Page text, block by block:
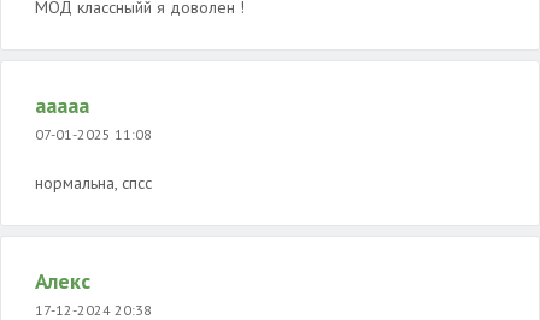
МОД классныйй я доволен !
ааааа
07-01-2025 11:08
нормальна, спсс
Алекс
17-12-2024 20:38